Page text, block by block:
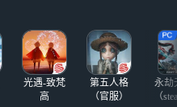
厉害了 有钱也不
能这么霍霍吧 还
三连金 啥运气能
弄三连
光遇-致梵
高
第五人格
（官服）
永劫
（